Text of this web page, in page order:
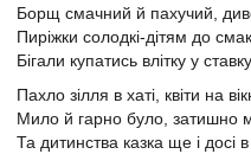
Борщ смачний й пахучий,
Пиріжки солодкі-дітям до
Бігали купатись влітку у
Пахло зілля в хаті, квіти на
Мило й гарно було, затишно
Та дитинства казка ще і досі